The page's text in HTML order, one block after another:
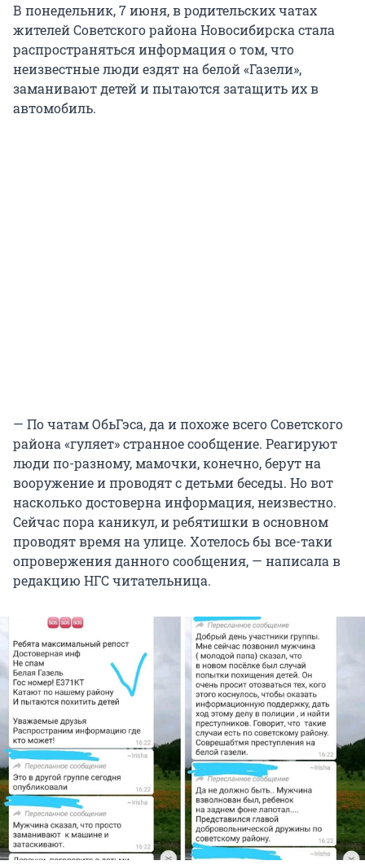
В понедельник, 7 июня, в родительских чатах
жителей Советского района Новосибирска стала
распространяться информация о том, что
неизвестные люди ездят на белой «Газели»,
заманивают детей и пытаются затащить их в
автомобиль.
— По чатам ОбьГэса, да и похоже всего Советского
района «гуляет» странное сообщение. Реагируют
люди по-разному, мамочки, конечно, берут на
вооружение и проводят с детьми беседы. Но вот
насколько достоверна информация, неизвестно.
Сейчас пора каникул, и ребятишки в основном
проводят время на улице. Хотелось бы все-таки
опровержения данного сообщения, — написала в
редакцию НГС читательница.